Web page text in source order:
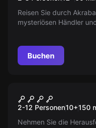
Reisen Sie durch
mysteriösen Händler
Buchen
2-12 Personen10+150
Nehmen Sie die